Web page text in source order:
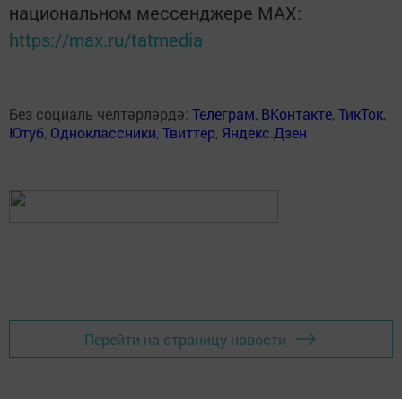
национальном мессенджере MАХ:
https://max.ru/tatmedia
Без социаль челтәрләрдә: Телеграм, ВКонтакте,ТикТок,
Ютуб, Одноклассники,Твиттер, Яндекс.Дзен
Перейти на страницу новости